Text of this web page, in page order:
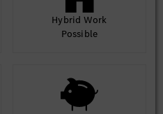
Hybrid Work
Possible